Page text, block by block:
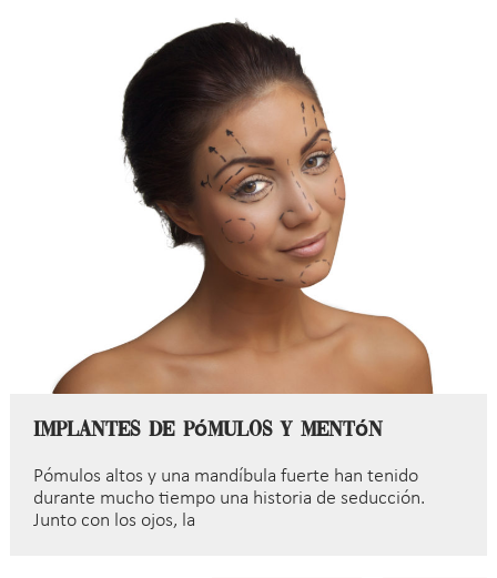
Implantes de pómulos y mentón
Pómulos altos y una mandíbula fuerte han tenido
durante mucho tiempo una historia de seducción.
Junto con los ojos, la